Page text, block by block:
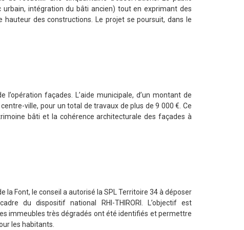
intégration du bâti ancien) tout en exprimant des
des constructions. Le projet se poursuit, dans le
façades. L’aide municipale, d’un montant de
ville, pour un total de travaux de plus de 9 000 €. Ce
bâti et la cohérence architecturale des façades à
la Font, le conseil a autorisé la SPL Territoire 34 à déposer
du dispositif national RHI-THIRORI. L’objectif est
immeubles très dégradés ont été identifiés et permettre
les habitants.